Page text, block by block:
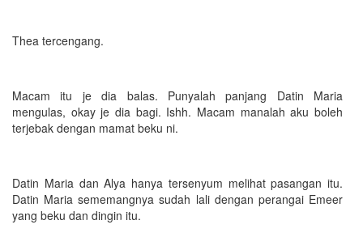
Thea tercengang.
Macam itu je dia balas. Punyalah panjang Datin Maria
mengulas, okay je dia bagi. Ishh. Macam manalah aku boleh
terjebak dengan mamat beku ni.
Datin Maria dan Alya hanya tersenyum melihat pasangan itu.
Datin Maria sememangnya sudah lali dengan perangai Emeer
yang beku dan dingin itu.